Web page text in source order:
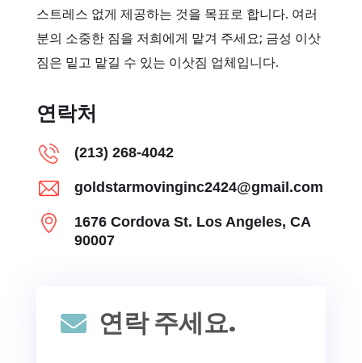
 연락 주세요.
스트레스 없게 제공하는 것을 목표로 합니다. 여러
분의 소중한 짐을 저희에게 맡겨 주세요; 금성 이삿
짐은 밑고 맡길 수 있는 이삿짐 업체입니다.
연락처
(213) 268-4042
goldstarmovinginc2424@gmail.com
1676 Cordova St. Los Angeles, CA
90007